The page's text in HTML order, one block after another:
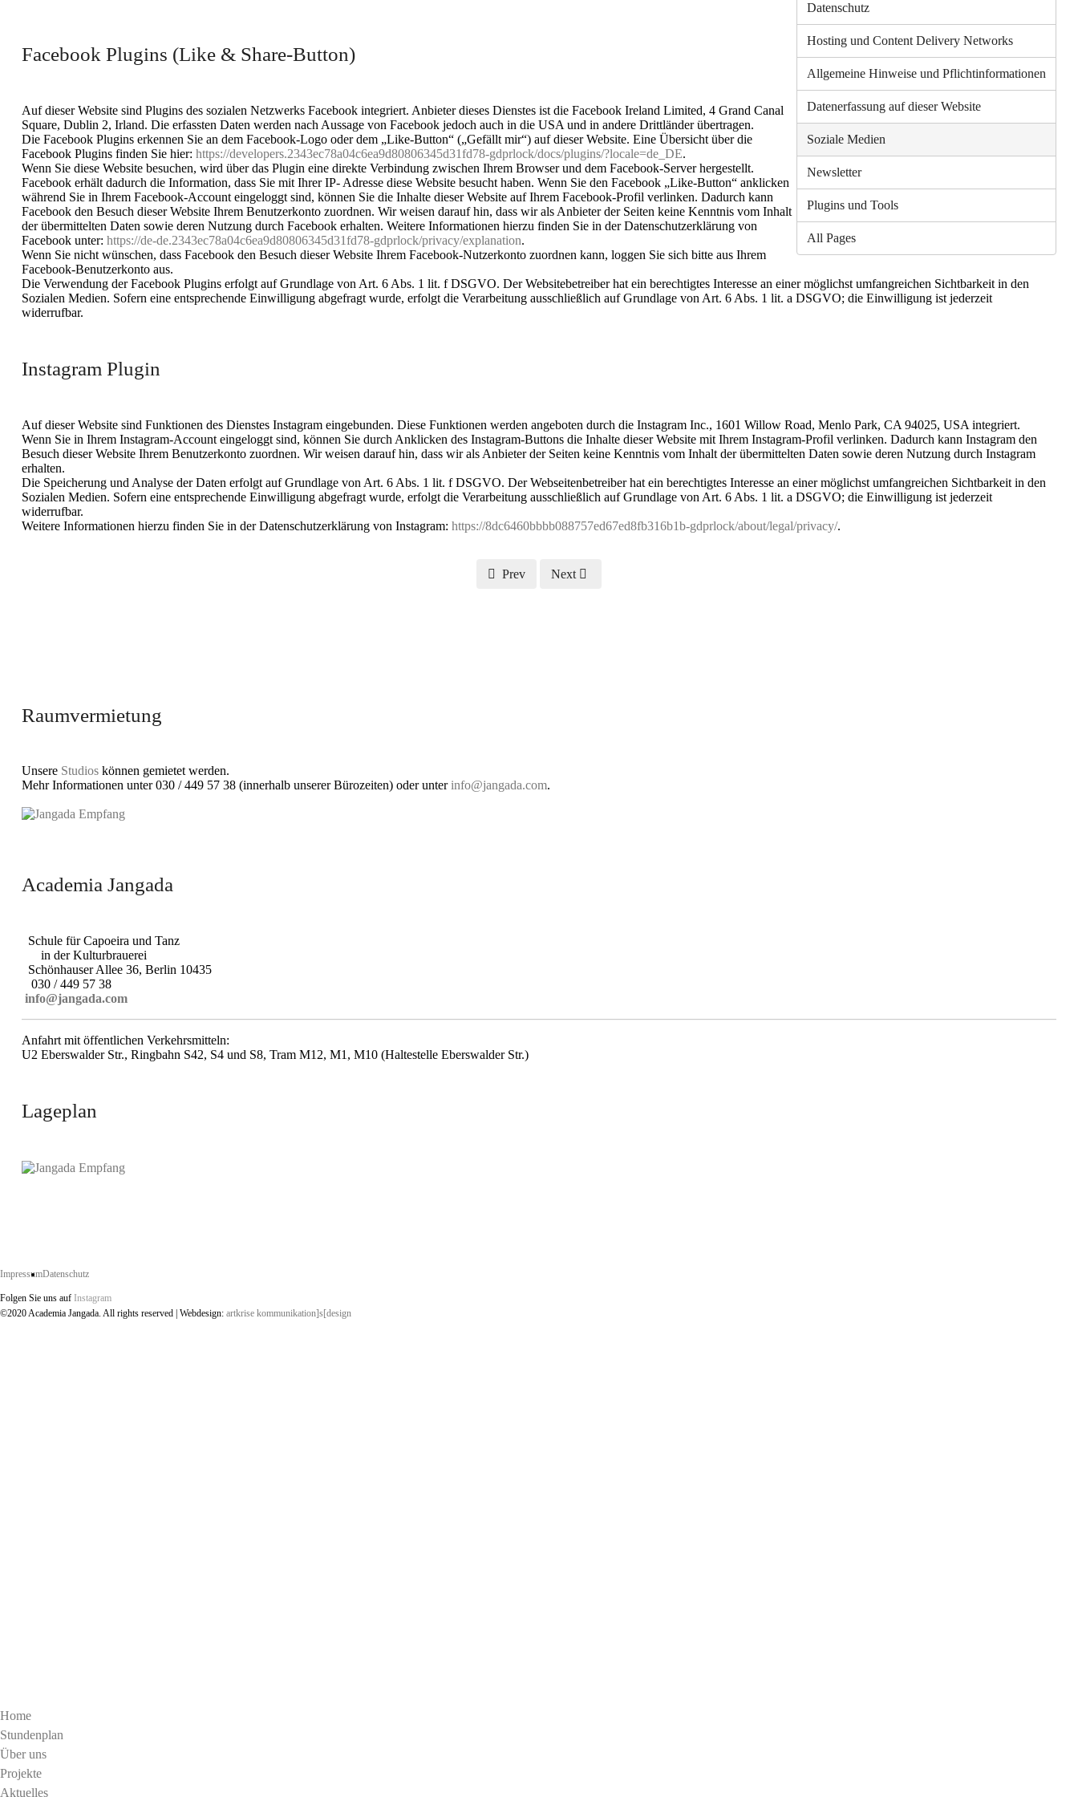
Datenschutz
Hosting und Content Delivery Networks
Allgemeine Hinweise und Pflichtinformationen
Datenerfassung auf dieser Website
Soziale Medien
Newsletter
Plugins und Tools
All Pages
Facebook Plugins (Like & Share-Button)
Auf dieser Website sind Plugins des sozialen Netzwerks Facebook integriert. Anbieter dieses Dienstes ist die Facebook Ireland Limited, 4 Grand Canal
Square, Dublin 2, Irland. Die erfassten Daten werden nach Aussage von Facebook jedoch auch in die USA und in andere Drittländer übertragen.
Die Facebook Plugins erkennen Sie an dem Facebook-Logo oder dem „Like-Button“ („Gefällt mir“) auf dieser Website. Eine Übersicht über die
Facebook Plugins finden Sie hier: https://developers.2343ec78a04c6ea9d80806345d31fd78-gdprlock/docs/plugins/?locale=de_DE.
Wenn Sie diese Website besuchen, wird über das Plugin eine direkte Verbindung zwischen Ihrem Browser und dem Facebook-Server hergestellt.
Facebook erhält dadurch die Information, dass Sie mit Ihrer IP- Adresse diese Website besucht haben. Wenn Sie den Facebook „Like-Button“ anklicken
während Sie in Ihrem Facebook-Account eingeloggt sind, können Sie die Inhalte dieser Website auf Ihrem Facebook-Profil verlinken. Dadurch kann
Facebook den Besuch dieser Website Ihrem Benutzerkonto zuordnen. Wir weisen darauf hin, dass wir als Anbieter der Seiten keine Kenntnis vom Inhalt
der übermittelten Daten sowie deren Nutzung durch Facebook erhalten. Weitere Informationen hierzu finden Sie in der Datenschutzerklärung von
Facebook unter: https://de-de.2343ec78a04c6ea9d80806345d31fd78-gdprlock/privacy/explanation.
Wenn Sie nicht wünschen, dass Facebook den Besuch dieser Website Ihrem Facebook-Nutzerkonto zuordnen kann, loggen Sie sich bitte aus Ihrem
Facebook-Benutzerkonto aus.
Die Verwendung der Facebook Plugins erfolgt auf Grundlage von Art. 6 Abs. 1 lit. f DSGVO. Der Websitebetreiber hat ein berechtigtes Interesse an einer möglichst umfangreichen Sichtbarkeit in den
Sozialen Medien. Sofern eine entsprechende Einwilligung abgefragt wurde, erfolgt die Verarbeitung ausschließlich auf Grundlage von Art. 6 Abs. 1 lit. a DSGVO; die Einwilligung ist jederzeit
widerrufbar.
Instagram Plugin
Auf dieser Website sind Funktionen des Dienstes Instagram eingebunden. Diese Funktionen werden angeboten durch die Instagram Inc., 1601 Willow Road, Menlo Park, CA 94025, USA integriert.
Wenn Sie in Ihrem Instagram-Account eingeloggt sind, können Sie durch Anklicken des Instagram-Buttons die Inhalte dieser Website mit Ihrem Instagram-Profil verlinken. Dadurch kann Instagram den
Besuch dieser Website Ihrem Benutzerkonto zuordnen. Wir weisen darauf hin, dass wir als Anbieter der Seiten keine Kenntnis vom Inhalt der übermittelten Daten sowie deren Nutzung durch Instagram
erhalten.
Die Speicherung und Analyse der Daten erfolgt auf Grundlage von Art. 6 Abs. 1 lit. f DSGVO. Der Webseitenbetreiber hat ein berechtigtes Interesse an einer möglichst umfangreichen Sichtbarkeit in den
Sozialen Medien. Sofern eine entsprechende Einwilligung abgefragt wurde, erfolgt die Verarbeitung ausschließlich auf Grundlage von Art. 6 Abs. 1 lit. a DSGVO; die Einwilligung ist jederzeit
widerrufbar.
Weitere Informationen hierzu finden Sie in der Datenschutzerklärung von Instagram: https://8dc6460bbbb088757ed67ed8fb316b1b-gdprlock/about/legal/privacy/.
Prev Next
Raumvermietung
Unsere Studioskönnen gemietet werden.
Mehr Informationen unter 030 / 449 57 38 (innerhalb unserer Bürozeiten) oder unterinfo@jangada.com.
Academia Jangada
Schule für Capoeira und Tanz
in der Kulturbrauerei
Schönhauser Allee 36, Berlin 10435
030 / 449 57 38
info@jangada.com
Anfahrt mit öffentlichen Verkehrsmitteln:
U2 Eberswalder Str., Ringbahn S42, S4 und S8, Tram M12, M1, M10 (Haltestelle Eberswalder Str.)
Lageplan
ImpressumDatenschutz
Folgen Sie uns auf Instagram
©2020 Academia Jangada. All rights reserved | Webdesign: artkrise kommunikation]s[design
Home
Stundenplan
Über uns
Projekte
Aktuelles